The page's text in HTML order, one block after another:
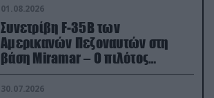
01.08.2026
Συνετρίβη F-35B των
Αμερικανών Πεζοναυτών στη
βάση Miramar – Ο πιλότος
εκτινάχθηκε εγκαίρως
30.07.2026